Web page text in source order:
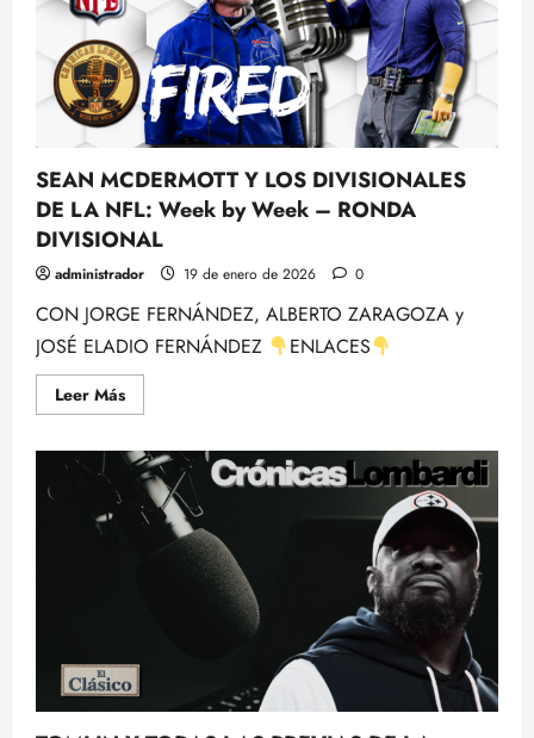
LA
NFL
y
Cambios
de
Entrenadores,
Con
Rubén
Ibeas
SEAN MCDERMOTT Y LOS DIVISIONALES
DE LA NFL: Week by Week – RONDA
DIVISIONAL
administrador 19 de enero de 2026 0
CON JORGE FERNÁNDEZ, ALBERTO ZARAGOZA y
JOSÉ ELADIO FERNÁNDEZ
ENLACES
Leer MásLeer
más
SEAN
MCDERMOTT
LOS
DIVISIONALES
RONDA
DIVISIONAL